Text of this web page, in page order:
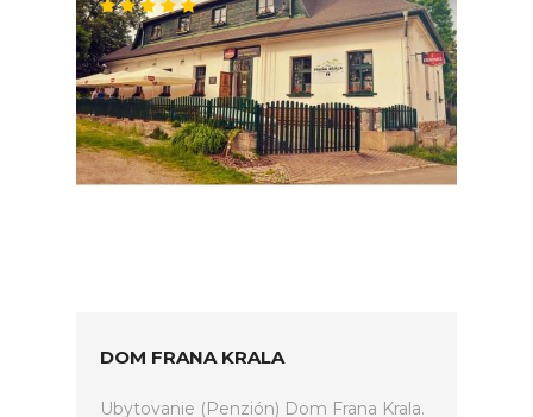
DOM FRANA KRALA
Ubytovanie (Penzión) Dom Frana Krala.